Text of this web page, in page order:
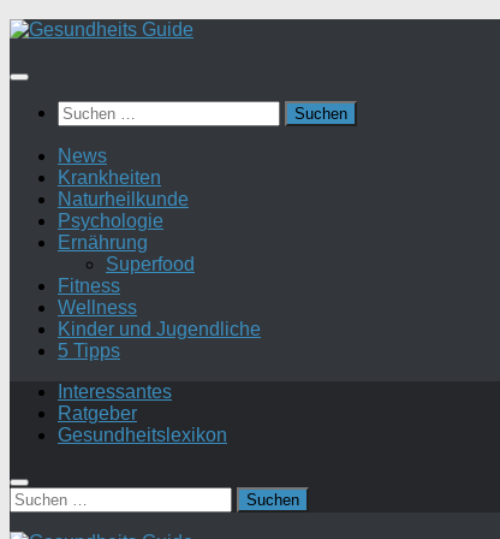
Suchen
nach:
News
Krankheiten
Naturheilkunde
Psychologie
Ernährung
Superfood
Fitness
Wellness
Kinder und Jugendliche
5 Tipps
Interessantes
Ratgeber
Gesundheitslexikon
Suchen
nach: